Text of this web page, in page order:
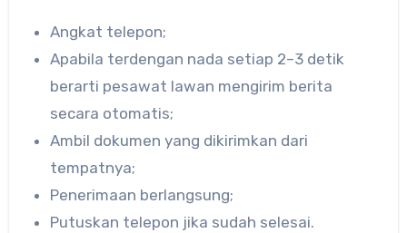
Angkat telepon;
Apabila terdengan nada setiap 2–3 detik
berarti pesawat lawan mengirim berita
secara otomatis;
Ambil dokumen yang dikirimkan dari
tempatnya;
Penerimaan berlangsung;
Putuskan telepon jika sudah selesai.